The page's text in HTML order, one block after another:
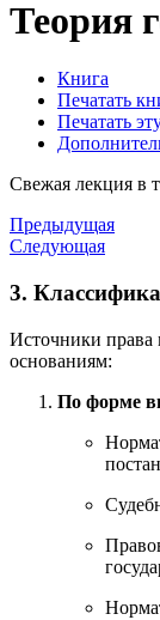
Теория
Книга
Печатать
Печатать
Свежая лекция в
Предыдущая
Следующая
3.
Источники права
основаниям:
По форме